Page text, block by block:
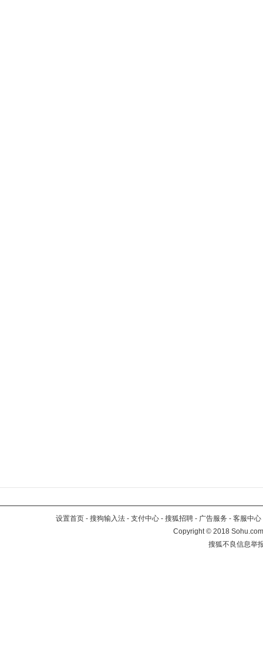
设置首页 - 搜狗输入法 - 支付中心 - 搜狐招聘 - 广告服务 - 客服中心
Copyright©2018
搜狐不良信息举